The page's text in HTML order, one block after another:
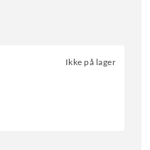
Ikke på lager